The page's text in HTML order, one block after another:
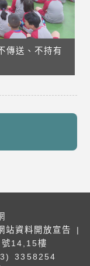
傳送、不持有
站資料開放宣告
|
14,15樓
3358254